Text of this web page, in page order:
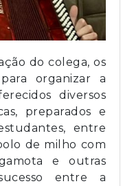
do colega, os
organizar a
diversos
preparados e
entre
de milho com
e outras
entre a